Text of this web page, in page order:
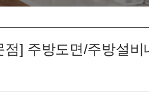
] 주방도면/주방설비